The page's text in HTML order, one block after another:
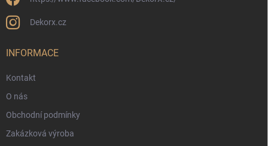
Dekorx.cz
INFORMACE
Kontakt
O nás
Obchodní podmínky
Zakázková výroba